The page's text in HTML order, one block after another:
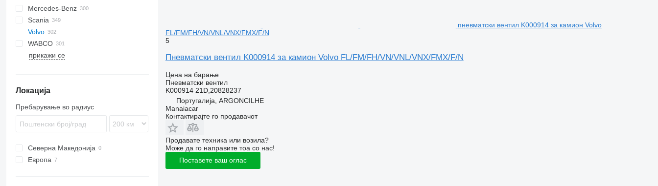
LF
XF
EuroStar
Eurorider
Eurotech
Eurotrakker
S-Way
A-series
F90
L2000
LE
Lion's series
TGM
TGX
Mercedes-Benz
A-Class
Actros
Antos
Arocs
Econic
MB
Canter
Magnum
Mascott
Midliner
Midlum
Scania
R-series
S-series
LT
Volvo
A-series
B-series
FH12
FH16
FH 500
FL
FL7
FL10
FM7
FM12
FMX
G-series
N10
VNL
WABCO
прикажи се
Локација
Пребарување во радиус
Северна Македонија
Европа
пневматски вентил K000914 за камион Volvo
FL/FM/FH/VN/VNL/VNX/FMX/F/N
5
Пневматски вентил K000914 за камион Volvo FL/FM/FH/VN/VNL/VNX/FMX/F/N
Цена на барање
Пневматски вентил
K000914 21D,20828237
Португалија, ARGONCILHE
Manaiacar
Контактирајте го продавачот
Продавате техника или возила?
Може да го направите тоа со нас!
Поставете ваш оглас